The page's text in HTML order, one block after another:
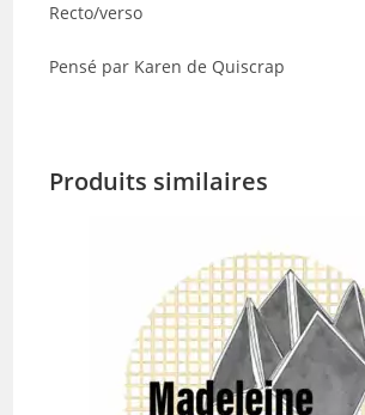
Recto/verso
Pensé par Karen de Quiscrap
Produits similaires